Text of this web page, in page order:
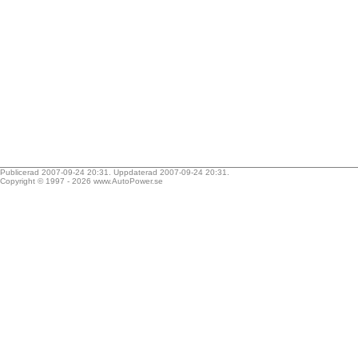
Publicerad 2007-09-24 20:31. Uppdaterad 2007-09-24 20:31.
Copyright © 1997 - 2026 www.AutoPower.se